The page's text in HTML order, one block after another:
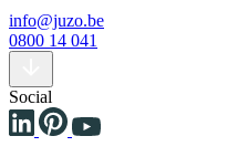
info@juzo.be
0800 14 041
Social